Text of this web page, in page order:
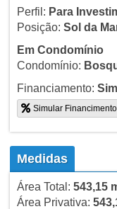
Perfil: Para
Posição: Sol da
Em Condomínio
Condomínio:
Financiamento: Sim
Simular Financimento
Medidas
Área Total: 543,15
Área Privativa: